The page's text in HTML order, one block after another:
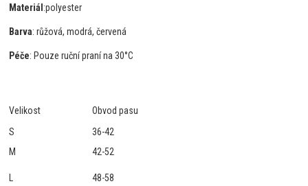
Materiál :polyester
Barva: růžová, modrá, červená
Péče: Pouze ruční praní na 30°C
Velikost
Obvod pasu
S
36-42
M
42-52
48-58